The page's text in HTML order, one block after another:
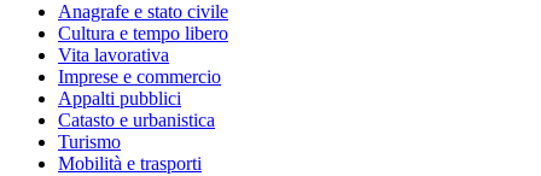
Anagrafe e stato civile
Cultura e tempo libero
Vita lavorativa
Imprese e commercio
Appalti pubblici
Catasto e urbanistica
Turismo
Mobilità e trasporti